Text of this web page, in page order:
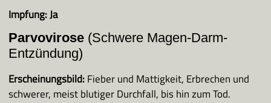
Impfung:Ja
Parvovirose (Schwere Magen-Darm-
Entzündung)
Erscheinungsbild:Fieber und Mattigkeit, Erbrechen und
schwerer, meist blutiger Durchfall, bis hin zum Tod.